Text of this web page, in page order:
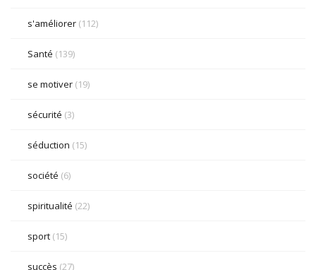
s'améliorer (112)
Santé (139)
se motiver (19)
sécurité (3)
séduction (15)
société (6)
spiritualité (22)
sport (15)
succès (27)